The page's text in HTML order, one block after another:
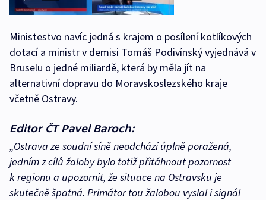
Ministestvo navíc jedná s krajem o posílení kotlíkových
dotací a ministr v demisi Tomáš Podivínský vyjednává v
Bruselu o jedné miliardě, která by měla jít na
alternativní dopravu do Moravskoslezského kraje
včetně Ostravy.
Editor ČT Pavel Baroch:
„Ostrava ze soudní síně neodchází úplně poražená,
jedním z cílů žaloby bylo totiž přitáhnout pozornost
k regionu a upozornit, že situace na Ostravsku je
skutečně špatná. Primátor tou žalobou vyslal i signál